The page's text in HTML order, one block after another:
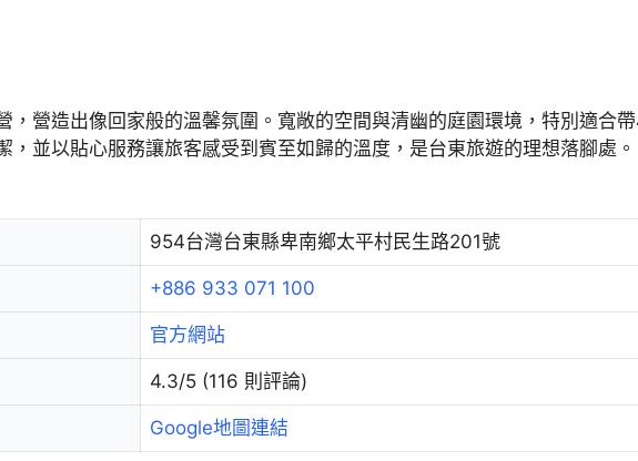
，營造出像回家般的溫馨氛圍。寬敞的空間與清幽的庭園環境，特別適合
，並以貼心服務讓旅客感受到賓至如歸的溫度，是台東旅遊的理想落腳處。
954台灣台東縣卑南鄉太平村民生路201號
+886 933 071 100
官方網站
4.3/5 (116 則評論)
Google地圖連結